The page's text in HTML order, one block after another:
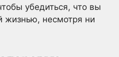
убедиться, что вы
жизнью, несмотря ни